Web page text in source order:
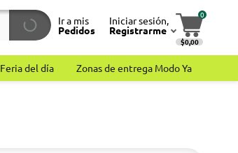
Ir a mis
Pedidos
Iniciar sesión,
Registrarme
0
$0,00
Feria del día Zonas de entrega Modo Ya